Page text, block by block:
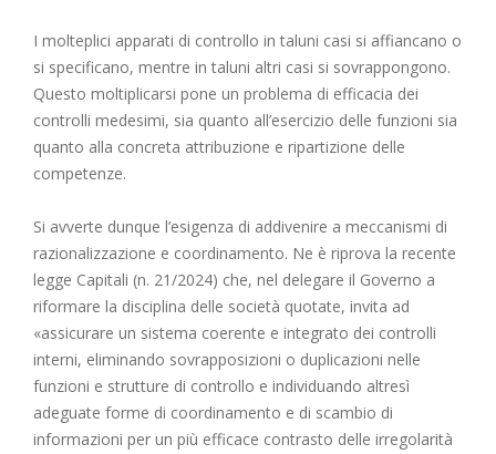
I molteplici apparati di controllo in taluni casi si affiancano o
si specificano, mentre in taluni altri casi si sovrappongono.
Questo moltiplicarsi pone un problema di efficacia dei
controlli medesimi, sia quanto all’esercizio delle funzioni sia
quanto alla concreta attribuzione e ripartizione delle
competenze.
Si avverte dunque l’esigenza di addivenire a meccanismi di
razionalizzazione e coordinamento. Ne è riprova la recente
legge Capitali (n. 21/2024) che, nel delegare il Governo a
riformare la disciplina delle società quotate, invita ad
«assicurare un sistema coerente e integrato dei controlli
interni, eliminando sovrapposizioni o duplicazioni nelle
funzioni e strutture di controllo e individuando altresì
adeguate forme di coordinamento e di scambio di
informazioni per un più efficace contrasto delle irregolarità